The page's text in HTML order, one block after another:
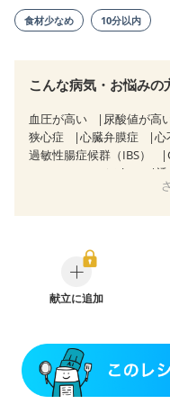
食材少なめ 10分以内
こんな病気・お悩みの
血圧が高い 尿酸値が高
狭心症
心臓弁膜症 心
過敏性腸症候群（IBS）
CKD（ステージ３b）
乳がん（ホルモン療法中）
フレイル（年齢に合わせ
ニキビ・肌荒れ
献立に追加